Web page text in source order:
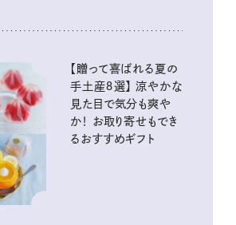
【贈って喜ばれる夏の
手土産８選】 涼やかな
見た目で気分も爽や
か！ お取り寄せもでき
るおすすめギフト